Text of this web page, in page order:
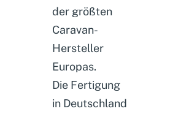
der größten
Caravan-
Hersteller
Europas.
Die Fertigung
in Deutschland